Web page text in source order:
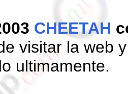
CHEETAH
visitar la web
ultimamente.